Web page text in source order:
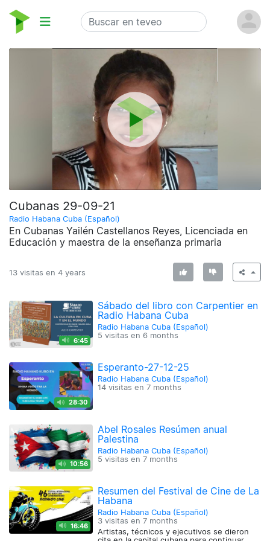
Cubanas 29-09-21
Radio Habana Cuba (Español)
En Cubanas Yailén Castellanos Reyes, Licenciada en
Educación y maestra de la enseñanza primaria
13 visitas en 4 years
6:45
Sábado del libro con Carpentier en
Radio Habana Cuba
Radio Habana Cuba (Español)
5 visitas en 6 months
28:30
Esperanto-27-12-25
Radio Habana Cuba (Español)
14 visitas en7 months
10:56
Abel Rosales Resúmen anual
Palestina
Radio Habana Cuba (Español)
5 visitas en7 months
16:46
Resumen del Festival de Cine de La
Habana
Radio Habana Cuba (Español)
3 visitas en7 months
Artistas, técnicos y ejecutivos se dieron